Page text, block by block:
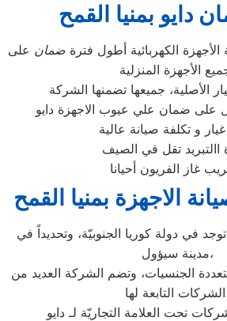
دايو بمنيا القمح
الأجهزة الكهربائية أطول فترة ضمان على
الأصلية، جميعها تضمنها الشركة
على ضمان علي عيوب الاجهزة دايو
الاجهزة بمنيا القمح
في دولة كوريا الجنوبيّة، وتحديداً في
مدينة سيؤول،
الجنسيات، وتضم الشركة العديد من
لها،